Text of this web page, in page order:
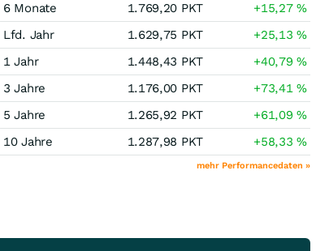
6 Monate
1.769,20 PKT +15,27%
Lfd. Jahr
1.629,75 PKT +25,13%
1 Jahr
1.448,43 PKT +40,79%
3 Jahre
1.176,00 PKT +73,41%
5 Jahre
1.265,92 PKT +61,09%
10 Jahre
1.287,98 PKT +58,33%
mehr Performancedaten »